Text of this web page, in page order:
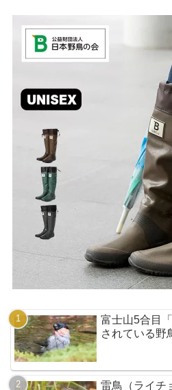
富士山5合目
されている野
雷鳥（ライチ